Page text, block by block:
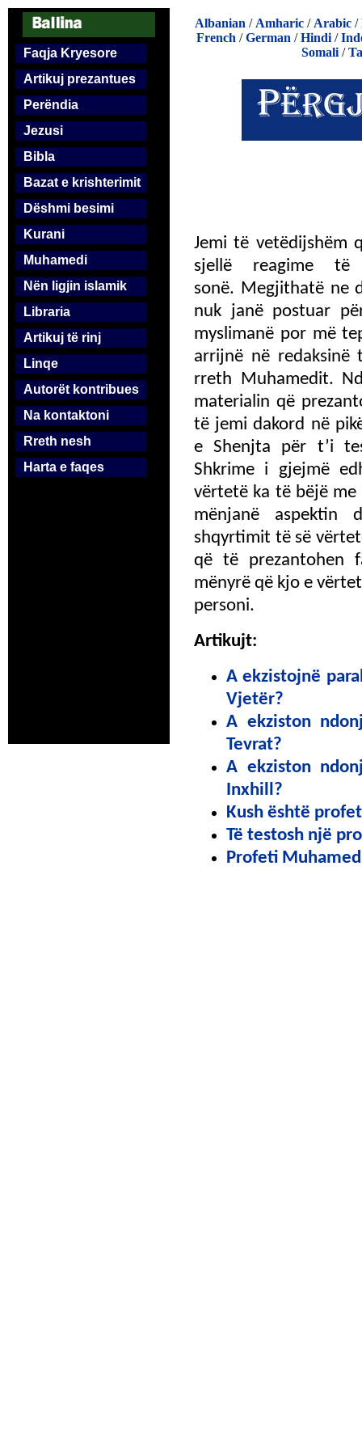
Faqja Kryesore
Artikuj prezantues
Perëndia
Jezusi
Bibla
Bazat e krishterimit
Dëshmi besimi
Kurani
Muhamedi
Nën ligjin islamik
Libraria
Artikuj të rinj
Linqe
Autorët kontribues
Na kontaktoni
Rreth nesh
Harta e faqes
Albanian / Amharic / Arabic /
French /German /Hindi /
Somali/
Jemi të vetëdijshëm
sjellë reagime të
sonë. Megjithatë ne
nuk janë postuar
myslimanë por më
arrijnë në redaksinë
rreth Muhamedit.
materialin që
të jemi dakord në
e Shenjta për t’i
Shkrime i gjejmë
vërtetë ka të bëjë
mënjanë aspektin
shqyrtimit të së
që të prezantohen
mënyrë që kjo e
personi.
Artikujt:
A ekzistojnë
Vjetër?
A ekziston
Tevrat?
A ekziston
Inxhill?
Kush është
Të testosh një
Profeti